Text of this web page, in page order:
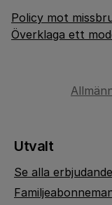
Policy mot
Överklaga ett
Utvalt
Se alla